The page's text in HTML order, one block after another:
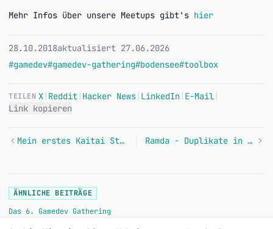
Mehr Infos über unsere Meetups gibt's hier
28.10.2018aktualisiert 27.06.2026
#gamedev#gamedev-gathering#bodensee#toolbox
TEILEN X Reddit Hacker News LinkedIn E-Mail
Link kopieren
Mein erstes Kaitai Struct Ramda - Duplikate in Array finden
ÄHNLICHE BEITRÄGE
Das 6. Gamedev Gathering
Turbo Mage